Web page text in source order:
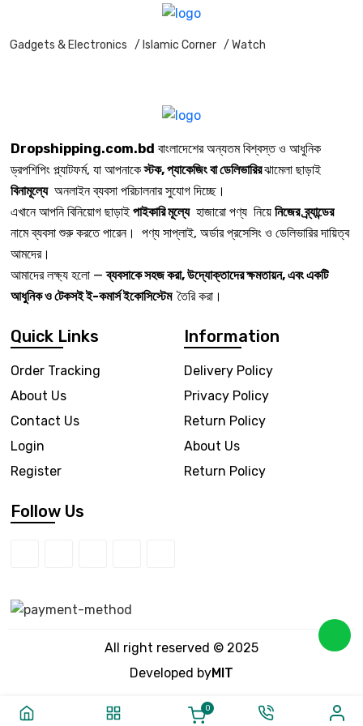
Gadgets & Electronics / Islamic Corner / Watch
Dropshipping.com.bd বাংলাদেশের অন্যতম বিশ্বস্ত ও আধুনিক
ড্রপশিপিং প্ল্যাটফর্ম, যা আপনাকেস্টক, প্যাকেজিং বা ডেলিভারিরঝামেলা ছাড়াই
বিনামূল্যেঅনলাইন ব্যবসা পরিচালনার সুযোগ দিচ্ছে।
এখানে আপনি বিনিয়োগ ছাড়াই পাইকারি মূল্যেহাজারো পণ্য নিয়ে নিজের ব্র্যান্ডের
নামে ব্যবসা শুরু করতে পারেন। পণ্য সাপ্লাই, অর্ডার প্রসেসিং ও ডেলিভারির দায়িত্ব
আমদের।
আমাদের লক্ষ্য হলো —ব্যবসাকে সহজ করা, উদ্যোক্তাদের ক্ষমতায়ন, এবং একটি
আধুনিক ও টেকসই ই-কমার্স ইকোসিস্টেম তৈরি করা।
Quick Links
Order Tracking
About Us
Contact Us
Login
Register
Information
Delivery Policy
Privacy Policy
Return Policy
About Us
Return Policy
Follow Us
All right reserved © 2025
Developed byMIT
0